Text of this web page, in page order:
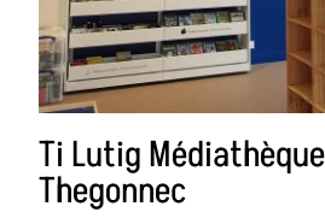
Ti Lutig
Thegonnec